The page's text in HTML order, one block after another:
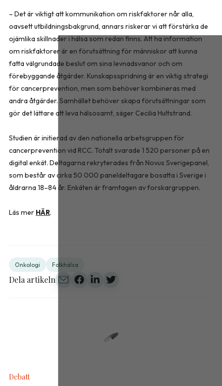
– Det är viktigt att kommunikation om riskfaktorer når alla,
oavsett utbildningsbakgrund, annars riskerar vi att förstärka de
ojämlika skillnader i hälsa som redan finns. Att ha information
om riskfaktorer är en förutsättning för människor att kunna
fatta välgrundade beslut om sina levnadsvanor och om
förebyggande åtgärder. Kunskapsspridning är en viktig strategi
för cancerprevention, men som behöver kombineras med
andra åtgärder. Samhället behöver skapa förutsättningar som
gör det lättare att leva hälsosamt, säger Cecilia Hultstrand.
Studien är initierad av den nationella arbetsgruppen för
cancerprevention vid RCC. Totalt svarade 1 520 personer på en
digital enkät. Deltagarna rekryterades från Novus Sverigepanel,
som består av cirka 50 000 paneldeltagare bosatta i Sverige i
åldrarna 18–84 år. Enkäten är framtagen av forskargruppen.
Läs mer HÄR.
Onkologi Folkhälsa
Dela artikeln
Debatt